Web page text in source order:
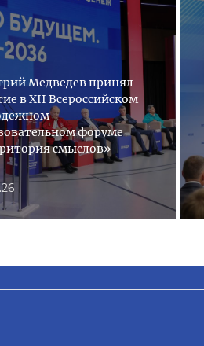
Медведев принял
в XII Всероссийском
форуме
смыслов»